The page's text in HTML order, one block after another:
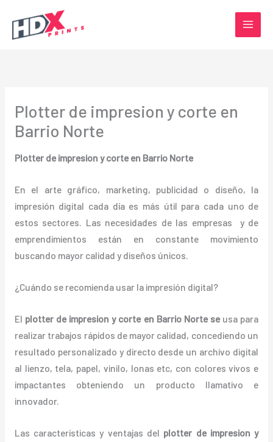
contenido
Plotter de impresion y corte en
Barrio Norte
Plotter de impresion y corte en Barrio Norte
En el arte gráfico, marketing, publicidad o diseño, la
impresión digital cada día es más útil para cada uno de
estos sectores. Las necesidades de las empresas y de
emprendimientos están en constante movimiento
buscando mayor calidad y diseños únicos.
¿Cuándo se recomienda usar la impresión digital?
El plotter de impresion y corte en Barrio Norteseusa para
realizar trabajos rápidos de mayor calidad, concediendo un
resultado personalizado y directo desde un archivo digital
al lienzo, tela, papel, vinilo, lonas etc, con colores vivos e
impactantes obteniendo un producto llamativo e
innovador.
Las características y ventajas del plotter de impresion y